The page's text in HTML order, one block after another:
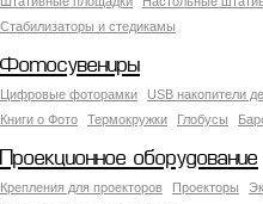
Стабилизаторы и стедикамы
Фотосувениры
Цифровые фоторамки USB накопители
Книги о Фото
Термокружки Глобусы
Проекционное оборудование
Крепления для проекторов Проекторы